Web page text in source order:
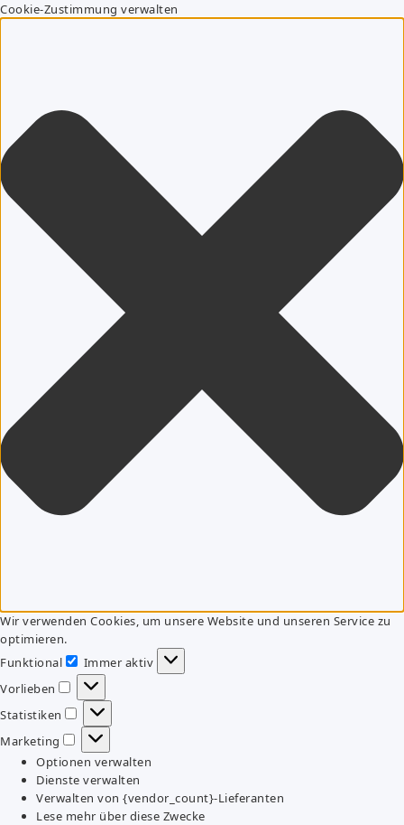
Cookie-Zustimmung verwalten
Wir verwenden Cookies, um unsere Website und unseren Service zu
optimieren.
Funktional
Funktional
Immer aktiv
Vorlieben
Vorlieben
Statistiken
Statistiken
Marketing
Marketing
Optionen verwalten
Dienste verwalten
Verwalten von {vendor_count}-Lieferanten
Lese mehr über diese Zwecke